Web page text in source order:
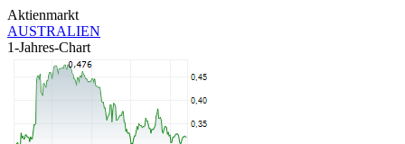
Aktienmarkt
AUSTRALIEN
1-Jahres-Chart